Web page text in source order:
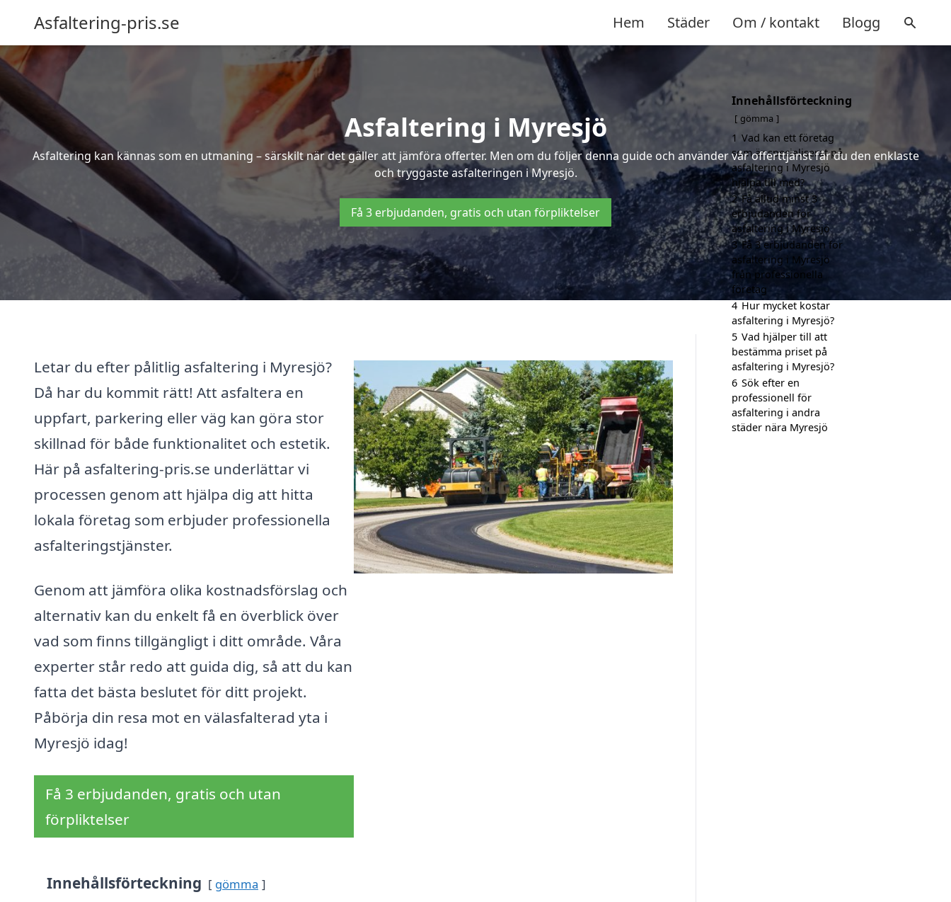
Asfaltering-pris.se Hem Städer Om / kontakt Blogg
Asfaltering i Myresjö
Asfaltering kan kännas som en utmaning – särskilt när det gäller att jämföra offerter. Men om du följer denna guide och använder vår offerttjänst får du den enklaste
och tryggaste asfalteringen i Myresjö.
Få 3 erbjudanden, gratis och utan förpliktelser
Letar du efter pålitlig asfaltering i Myresjö?
Då har du kommit rätt! Att asfaltera en
uppfart, parkering eller väg kan göra stor
skillnad för både funktionalitet och estetik.
Här på asfaltering-pris.se underlättar vi
processen genom att hjälpa dig att hitta
lokala företag som erbjuder professionella
asfalteringstjänster.
Genom att jämföra olika kostnadsförslag och
alternativ kan du enkelt få en överblick över
vad som finns tillgängligt i ditt område. Våra
experter står redo att guida dig, så att du kan
fatta det bästa beslutet för ditt projekt.
Påbörja din resa mot en välasfalterad yta i
Myresjö idag!
Få 3 erbjudanden, gratis och utan
förpliktelser
Innehållsförteckning gömma
Innehållsförteckning
gömma
1 Vad kan ett företag
som är specialiserat på
asfaltering i Myresjö
hjälpa till med?
2 Få alltid minst 3
erbjudanden för
asfaltering i Myresjö
3 Få 3 erbjudanden för
asfaltering i Myresjö
från professionella
företag
4 Hur mycket kostar
asfaltering i Myresjö?
5 Vad hjälper till att
bestämma priset på
asfaltering i Myresjö?
6 Sök efter en
professionell för
asfaltering i andra
städer nära Myresjö